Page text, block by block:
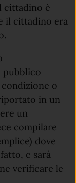
cittadino è
il cittadino era
pubblico
o
in un
un
compilare
dove
e sarà
verificare le